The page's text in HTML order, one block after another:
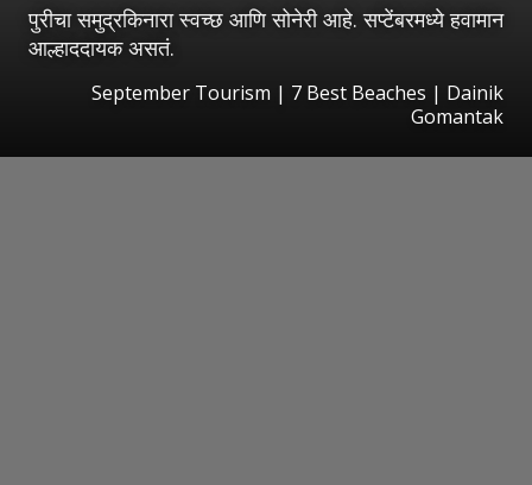
पुरीचा समुद्रकिनारा स्वच्छ आणि सोनेरी आहे. सप्टेंबरमध्ये हवामान
आल्हाददायक असतं.
September Tourism | 7 Best Beaches | Dainik
Gomantak